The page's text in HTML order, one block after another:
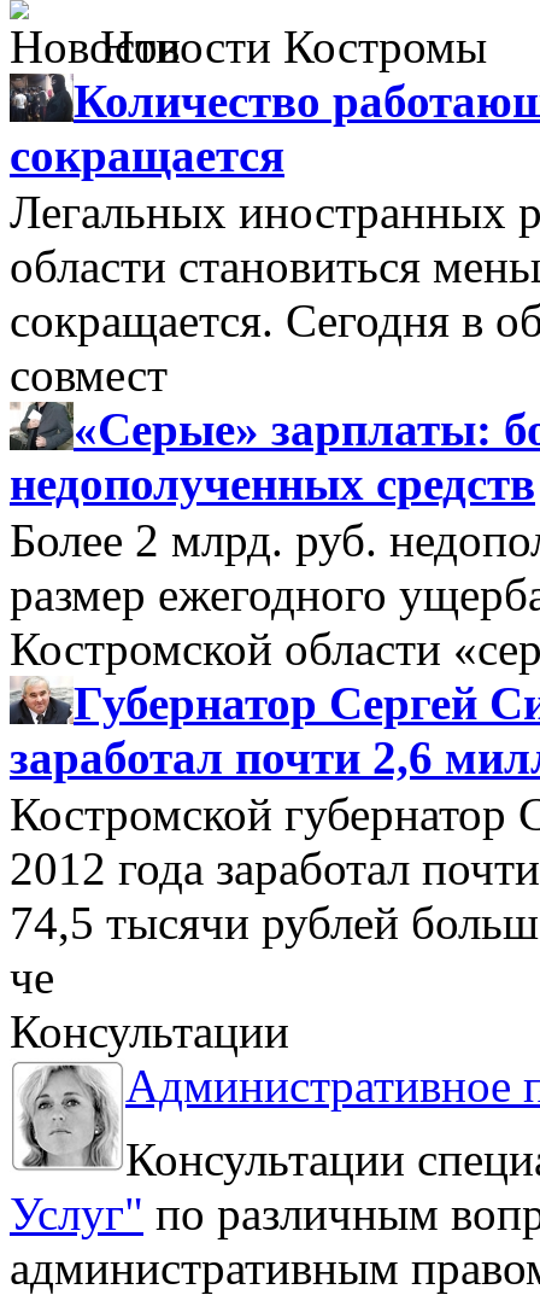
Новости Костромы
Количество
сокращается
Легальных иностранных
области становиться
сокращается. Сегодня в
совмест
«Серые» зарплаты:
недополученных средств
Более 2 млрд. руб.
размер ежегодного
Костромской области
Губернатор Сергей
заработал почти 2,6
Костромской губернатор
2012 года заработал
74,5 тысячи рублей
че
Консультации
Административное
Консультации
Услуг" по различным
административным